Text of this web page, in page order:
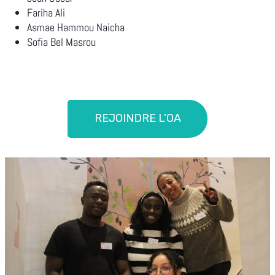
Fariha Ali
Asmae Hammou Naicha
Sofia Bel Masrou
REJOINDRE L’OA